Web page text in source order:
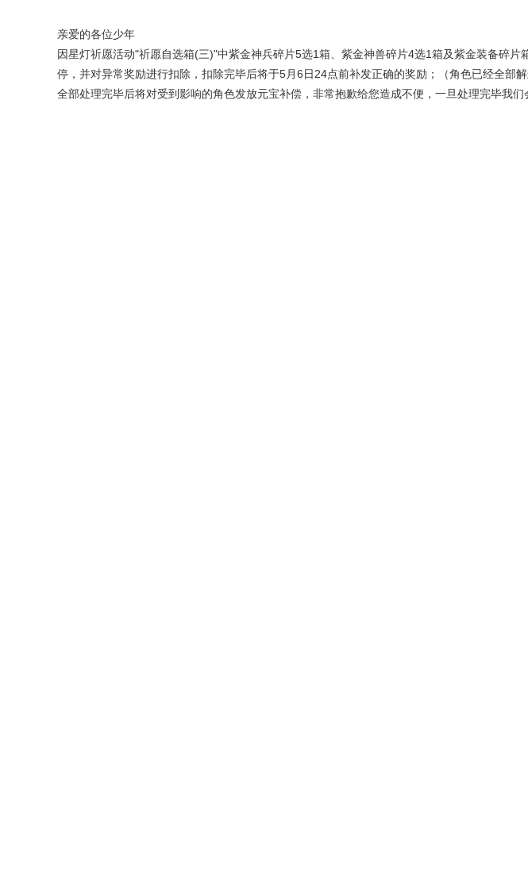
亲爱的各位少年
因星灯祈愿活动"祈愿自选箱(三)"中紫金神兵碎片5选1箱、紫金神兽碎片4选1箱及紫金装备碎
停，并对异常奖励进行扣除，扣除完毕后将于5月6日24点前补发正确的奖励；（角色已经全部
全部处理完毕后将对受到影响的角色发放元宝补偿，非常抱歉给您造成不便，一旦处理完毕我们